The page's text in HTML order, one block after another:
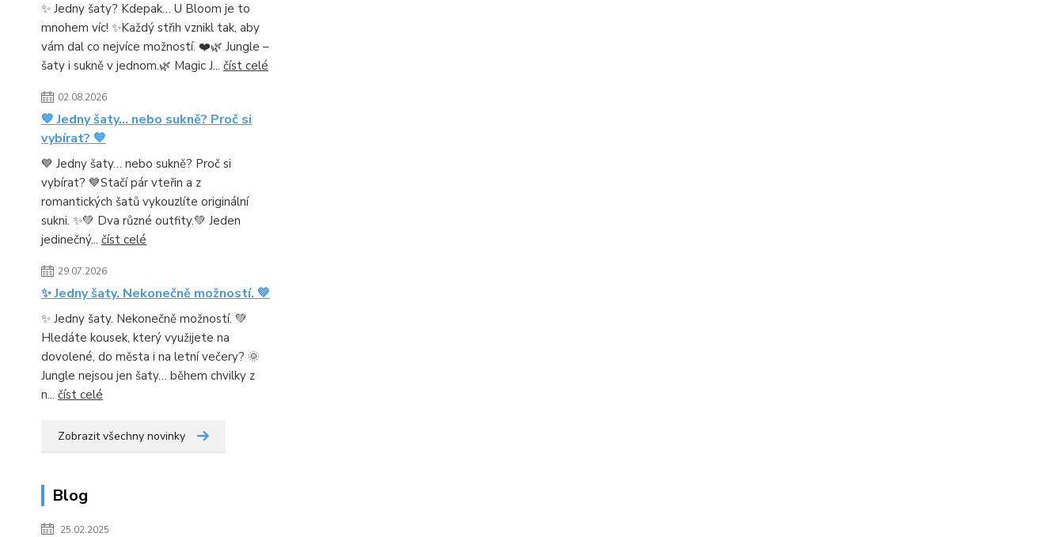
✨ Jedny šaty? Kdepak… U Bloom je to
mnohem víc! ✨Každý střih vznikl tak, aby
vám dal co nejvíce možností. ❤️🌿 Jungle –
šaty i sukně v jednom.🌿 Magic J... číst celé
02.08.2026
💙 Jedny šaty… nebo sukně? Proč si
vybírat? 💙
💙 Jedny šaty… nebo sukně? Proč si
vybírat? 💙Stačí pár vteřin a z
romantických šatů vykouzlíte originální
sukni. ✨💚 Dva různé outfity.💚 Jeden
jedinečný... číst celé
29.07.2026
✨ Jedny šaty. Nekonečně možností. 💚
✨ Jedny šaty. Nekonečně možností. 💚
Hledáte kousek, který využijete na
dovolené, do města i na letní večery? 🌞
Jungle nejsou jen šaty… během chvilky z
n... číst celé
Zobrazit všechny novinky
Blog
25.02.2025